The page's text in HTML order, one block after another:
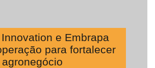
e Embrapa
para fortalecer